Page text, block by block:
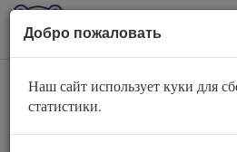
AuBook.org
Колесница
Добро пожаловать
Наш сайт использует куки для
статистики.